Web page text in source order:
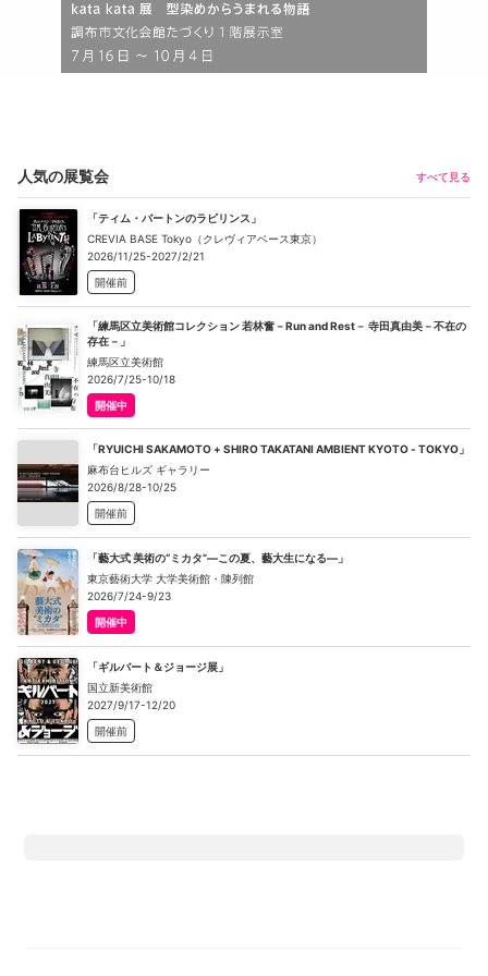
人気の展覧会 すべて見る
「ティム・バートンのラビリンス」
CREVIA BASE Tokyo（クレヴィアベース東京）
2026/11/25-2027/2/21
開催前
「練馬区立美術館コレクション 若林奮－Run and Rest－ 寺田真由美－不在の
存在－」
練馬区立美術館
2026/7/25-10/18
開催中
「RYUICHI SAKAMOTO + SHIRO TAKATANI AMBIENT KYOTO - TOKYO」
麻布台ヒルズ ギャラリー
2026/8/28-10/25
開催前
「藝大式 美術の“ミカタ”―この夏、藝大生になる―」
東京藝術大学 大学美術館・陳列館
2026/7/24-9/23
開催中
「ギルバート＆ジョージ展」
国立新美術館
2027/9/17-12/20
開催前